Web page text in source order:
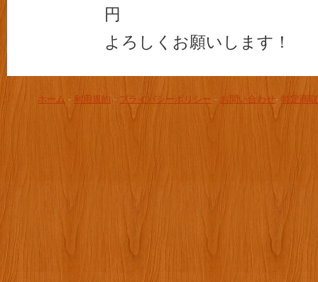
円
よろしくお願いします！
ホーム - 利用規約 - プライバシーポリシー - お問い合わせ- 特定商